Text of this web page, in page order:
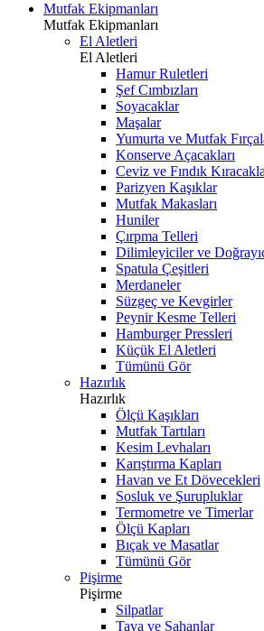
Mutfak Ekipmanları
Mutfak Ekipmanları
El Aletleri
El Aletleri
Hamur Ruletleri
Şef Cımbızları
Soyacaklar
Maşalar
Yumurta ve Mutfak
Konserve Açacakları
Ceviz ve Fındık
Parizyen Kaşıklar
Mutfak Makasları
Huniler
Çırpma Telleri
Dilimleyiciler ve
Spatula Çeşitleri
Merdaneler
Süzgeç ve Kevgirler
Peynir Kesme Telleri
Hamburger Pressleri
Küçük El Aletleri
Tümünü Gör
Hazırlık
Hazırlık
Ölçü Kaşıkları
Mutfak Tartıları
Kesim Levhaları
Karıştırma Kapları
Havan ve Et Dövecekleri
Sosluk ve Şurupluklar
Termometre ve Timerlar
Ölçü Kapları
Bıçak ve Masatlar
Tümünü Gör
Pişirme
Pişirme
Silpatlar
Tava ve Sahanlar